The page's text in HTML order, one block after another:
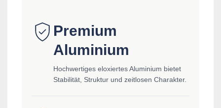
Premium
Aluminium
Hochwertiges eloxiertes Aluminium bietet
Stabilität, Struktur und zeitlosen Charakter.